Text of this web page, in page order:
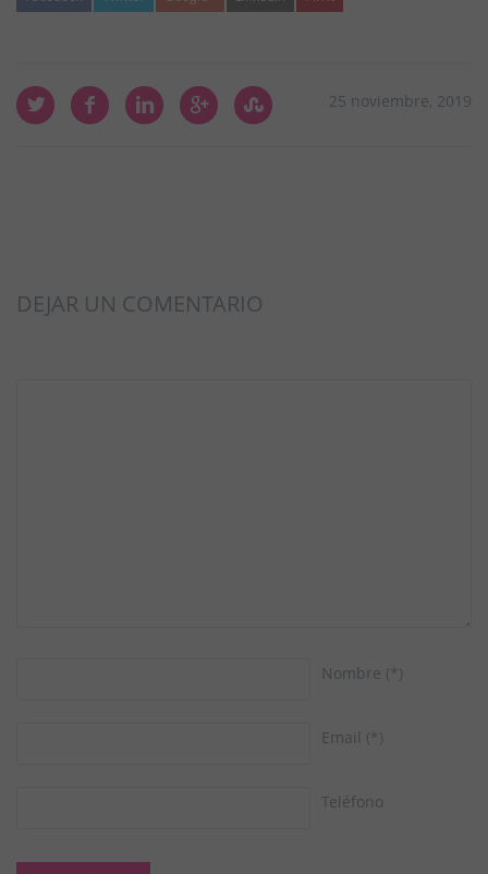
25 noviembre, 2019
DEJAR UN COMENTARIO
Nombre (*)
Email (*)
Teléfono